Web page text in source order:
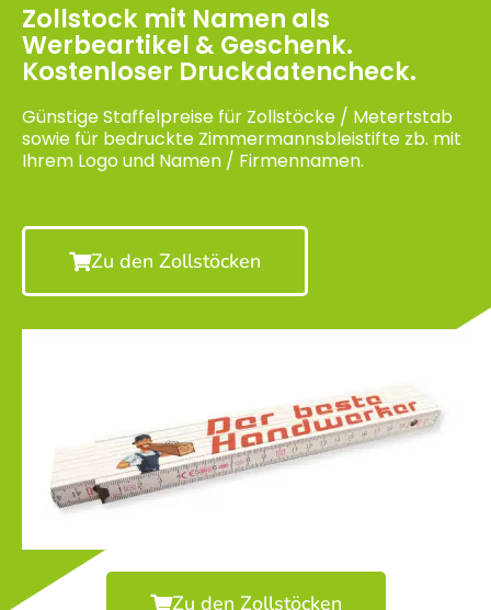
Zollstock mit Namen als
Werbeartikel & Geschenk.
Kostenloser Druckdatencheck.
Günstige Staffelpreise für Zollstöcke / Metertstab
sowie für bedruckte Zimmermannsbleistifte zb. mit
Ihrem Logo und Namen / Firmennamen.
Zu den Zollstöcken
Zu den Zollstöcken